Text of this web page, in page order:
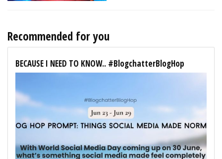
Recommended for you
BECAUSE I NEED TO KNOW.. #BlogchatterBlogHop